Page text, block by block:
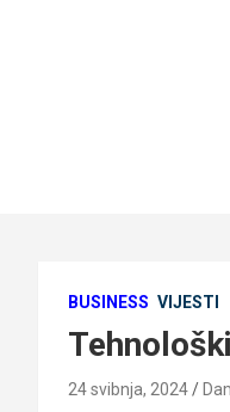
BUSINESS VIJESTI
24 svibnja, 2024